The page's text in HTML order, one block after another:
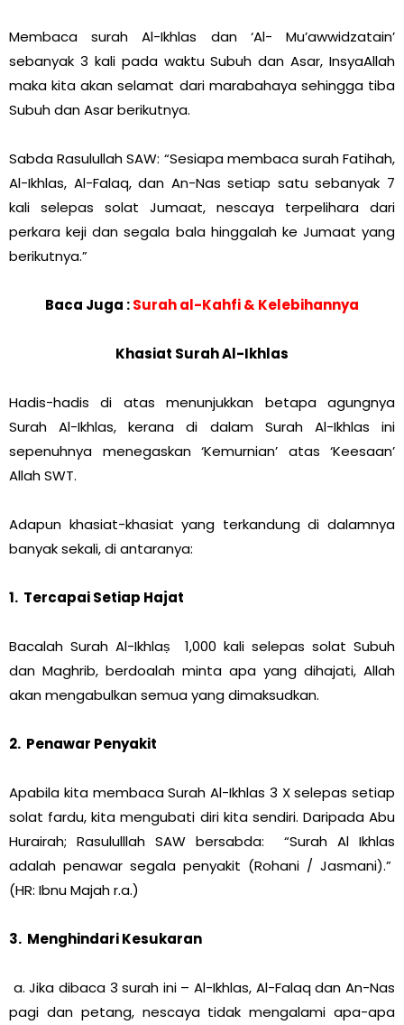
Membaca surah Al-Ikhlas dan ‘Al- Mu’awwidzatain’
sebanyak 3 kali pada waktu Subuh dan Asar, InsyaAllah
maka kita akan selamat dari marabahaya sehingga tiba
Subuh dan Asar berikutnya.
Sabda Rasulullah SAW: “Sesiapa membaca surah Fatihah,
Al-Ikhlas, Al-Falaq, dan An-Nas setiap satu sebanyak 7
kali selepas solat Jumaat, nescaya terpelihara dari
perkara keji dan segala bala hinggalah ke Jumaat yang
berikutnya.”
Baca Juga :Surah al-Kahfi & Kelebihannya
Khasiat Surah Al-Ikhlas
Hadis-hadis di atas menunjukkan betapa agungnya
Surah Al-Ikhlas, kerana di dalam Surah Al-Ikhlas ini
sepenuhnya menegaskan ‘Kemurnian’ atas ‘Keesaan’
Allah SWT.
Adapun khasiat-khasiat yang terkandung di dalamnya
banyak sekali, di antaranya:
1. Tercapai Setiap Hajat
Bacalah Surah Al-Ikhlaṣ 1,000 kali selepas solat Subuh
dan Maghrib, berdoalah minta apa yang dihajati, Allah
akan mengabulkan semua yang dimaksudkan.
2. Penawar Penyakit
Apabila kita membaca Surah Al-Ikhlas 3 X selepas setiap
solat fardu, kita mengubati diri kita sendiri. Daripada Abu
Hurairah; Rasululllah SAW bersabda: “Surah Al Ikhlas
adalah penawar segala penyakit (Rohani / Jasmani).”
(HR: Ibnu Majah r.a.)
3. Menghindari Kesukaran
a. Jika dibaca 3 surah ini – Al-Ikhlas, Al-Falaq dan An-Nas
pagi dan petang, nescaya tidak mengalami apa-apa